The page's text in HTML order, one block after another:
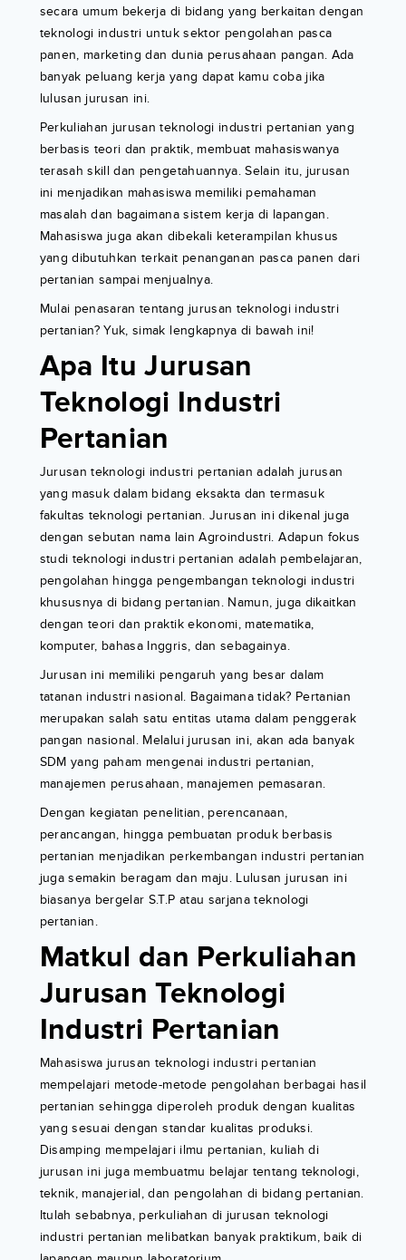
secara umum bekerja di bidang yang berkaitan dengan
teknologi industri untuk sektor pengolahan pasca
panen, marketing dan dunia perusahaan pangan. Ada
banyak peluang kerja yang dapat kamu coba jika
lulusan jurusan ini.
Perkuliahan jurusan teknologi industri pertanian yang
berbasis teori dan praktik, membuat mahasiswanya
terasah skill dan pengetahuannya. Selain itu, jurusan
ini menjadikan mahasiswa memiliki pemahaman
masalah dan bagaimana sistem kerja di lapangan.
Mahasiswa juga akan dibekali keterampilan khusus
yang dibutuhkan terkait penanganan pasca panen dari
pertanian sampai menjualnya.
Mulai penasaran tentang jurusan teknologi industri
pertanian? Yuk, simak lengkapnya di bawah ini!
Apa Itu Jurusan
Teknologi Industri
Pertanian
Jurusan teknologi industri pertanian adalah jurusan
yang masuk dalam bidang eksakta dan termasuk
fakultas teknologi pertanian. Jurusan ini dikenal juga
dengan sebutan nama lain Agroindustri. Adapun fokus
studi teknologi industri pertanian adalah pembelajaran,
pengolahan hingga pengembangan teknologi industri
khususnya di bidang pertanian. Namun, juga dikaitkan
dengan teori dan praktik ekonomi, matematika,
komputer, bahasa Inggris, dan sebagainya.
Jurusan ini memiliki pengaruh yang besar dalam
tatanan industri nasional. Bagaimana tidak? Pertanian
merupakan salah satu entitas utama dalam penggerak
pangan nasional. Melalui jurusan ini, akan ada banyak
SDM yang paham mengenai industri pertanian,
manajemen perusahaan, manajemen pemasaran.
Dengan kegiatan penelitian, perencanaan,
perancangan, hingga pembuatan produk berbasis
pertanian menjadikan perkembangan industri pertanian
juga semakin beragam dan maju. Lulusan jurusan ini
biasanya bergelar S.T.P atau sarjana teknologi
pertanian.
Matkul dan Perkuliahan
Jurusan Teknologi
Industri Pertanian
Mahasiswa jurusan teknologi industri pertanian
mempelajari metode-metode pengolahan berbagai hasil
pertanian sehingga diperoleh produk dengan kualitas
yang sesuai dengan standar kualitas produksi.
Disamping mempelajari ilmu pertanian, kuliah di
jurusan ini juga membuatmu belajar tentang teknologi,
teknik, manajerial, dan pengolahan di bidang pertanian.
Itulah sebabnya, perkuliahan di jurusan teknologi
industri pertanian melibatkan banyak praktikum, baik di